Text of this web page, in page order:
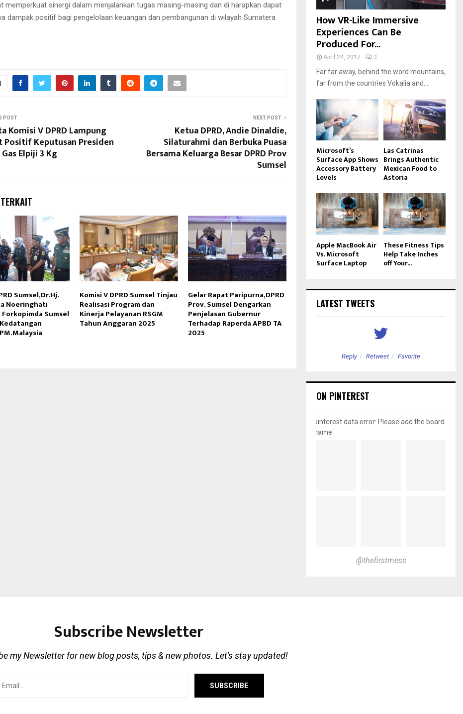
memperkuat sinergi dalam menjalankan tugas masing-masing dan di harapkan dapat
dampak positif bagi pengelolaan keuangan dan pembangunan di wilayah Sumatera
POST
Komisi V DPRD Lampung
Positif Keputusan Presiden
Elpiji 3 Kg
NEXT POST
Ketua DPRD, Andie Dinaldie,
Silaturahmi dan Berbuka Puasa
Bersama Keluarga Besar DPRD Prov
Sumsel
Sumsel,Dr.Hj.
Noeringhati
Sumsel
Komisi V DPRD Sumsel Tinjau
Realisasi Program dan
Kinerja Pelayanan RSGM
Tahun Anggaran 2025
Gelar Rapat Paripurna,DPRD
Prov. Sumsel Dengarkan
Penjelasan Gubernur
Terhadap Raperda APBD TA
2025
How VR-Like Immersive
Experiences Can Be
Produced For...
April 24, 2017 3
Far far away, behind the word mountains,
far from the countries Vokalia and...
Microsoft’s
Surface App Shows
Accessory Battery
Levels
Las Catrinas
Brings Authentic
Mexican Food to
Astoria
Apple MacBook Air
Vs. Microsoft
Surface Laptop
These Fitness Tips
Help Take Inches
off Your...
LATEST TWEETS
Reply Retweet Favorite
ON PINTEREST
pinterest data error: Please add the board
name
@thefirstmess
Subscribe Newsletter
my Newsletter for new blog posts, tips & new photos. Let's stay updated!